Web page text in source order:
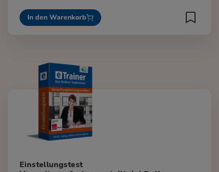
In den Warenkorb
Einstellungstest